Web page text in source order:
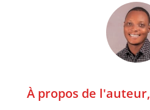
À propos de l'auteur,